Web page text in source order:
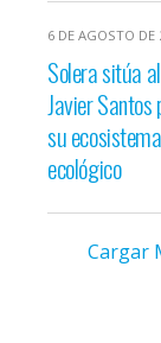
6 DE AGOSTO DE
Solera sitúa
Javier
su
ecológico
Cargar